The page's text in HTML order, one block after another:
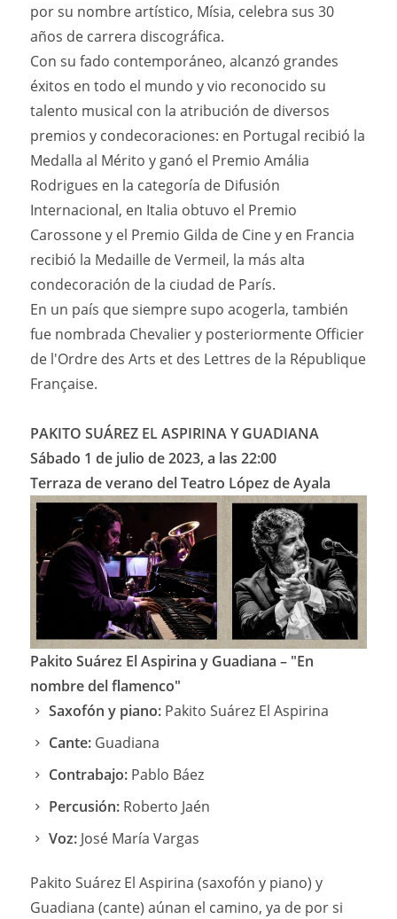
por su nombre artístico, Mísia, celebra sus 30
años de carrera discográfica.
Con su fado contemporáneo, alcanzó grandes
éxitos en todo el mundo y vio reconocido su
talento musical con la atribución de diversos
premios y condecoraciones: en Portugal recibió la
Medalla al Mérito y ganó el Premio Amália
Rodrigues en la categoría de Difusión
Internacional, en Italia obtuvo el Premio
Carossone y el Premio Gilda de Cine y en Francia
recibió la Medaille de Vermeil, la más alta
condecoración de la ciudad de París.
En un país que siempre supo acogerla, también
fue nombrada Chevalier y posteriormente Officier
de l'Ordre des Arts et des Lettres de la République
Française.
PAKITO SUÁREZ EL ASPIRINA Y GUADIANA
Sábado 1 de julio de 2023, a las 22:00
Terraza de verano del Teatro López de Ayala
Pakito Suárez El Aspirina y Guadiana – "En
nombre del flamenco"
Saxofón y piano: Pakito Suárez El Aspirina
Cante: Guadiana
Contrabajo: Pablo Báez
Percusión: Roberto Jaén
Voz: José María Vargas
Pakito Suárez El Aspirina (saxofón y piano) y
Guadiana (cante) aúnan el camino, ya de por si